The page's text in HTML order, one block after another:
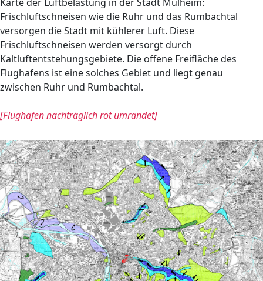
Frischluftschneisen wie die Ruhr und das Rumbachtal
versorgen die Stadt mit kühlerer Luft. Diese
Frischluftschneisen werden versorgt durch
Kaltluftentstehungsgebiete. Die offene Freifläche des
Flughafens ist eine solches Gebiet und liegt genau
zwischen Ruhr und Rumbachtal.
[Flughafen nachträglich rot umrandet]